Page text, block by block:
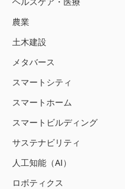
ヘルスケア・医療
農業
土木建設
メタバース
スマートシティ
スマートホーム
スマートビルディング
サステナビリティ
人工知能（AI）
ロボティクス